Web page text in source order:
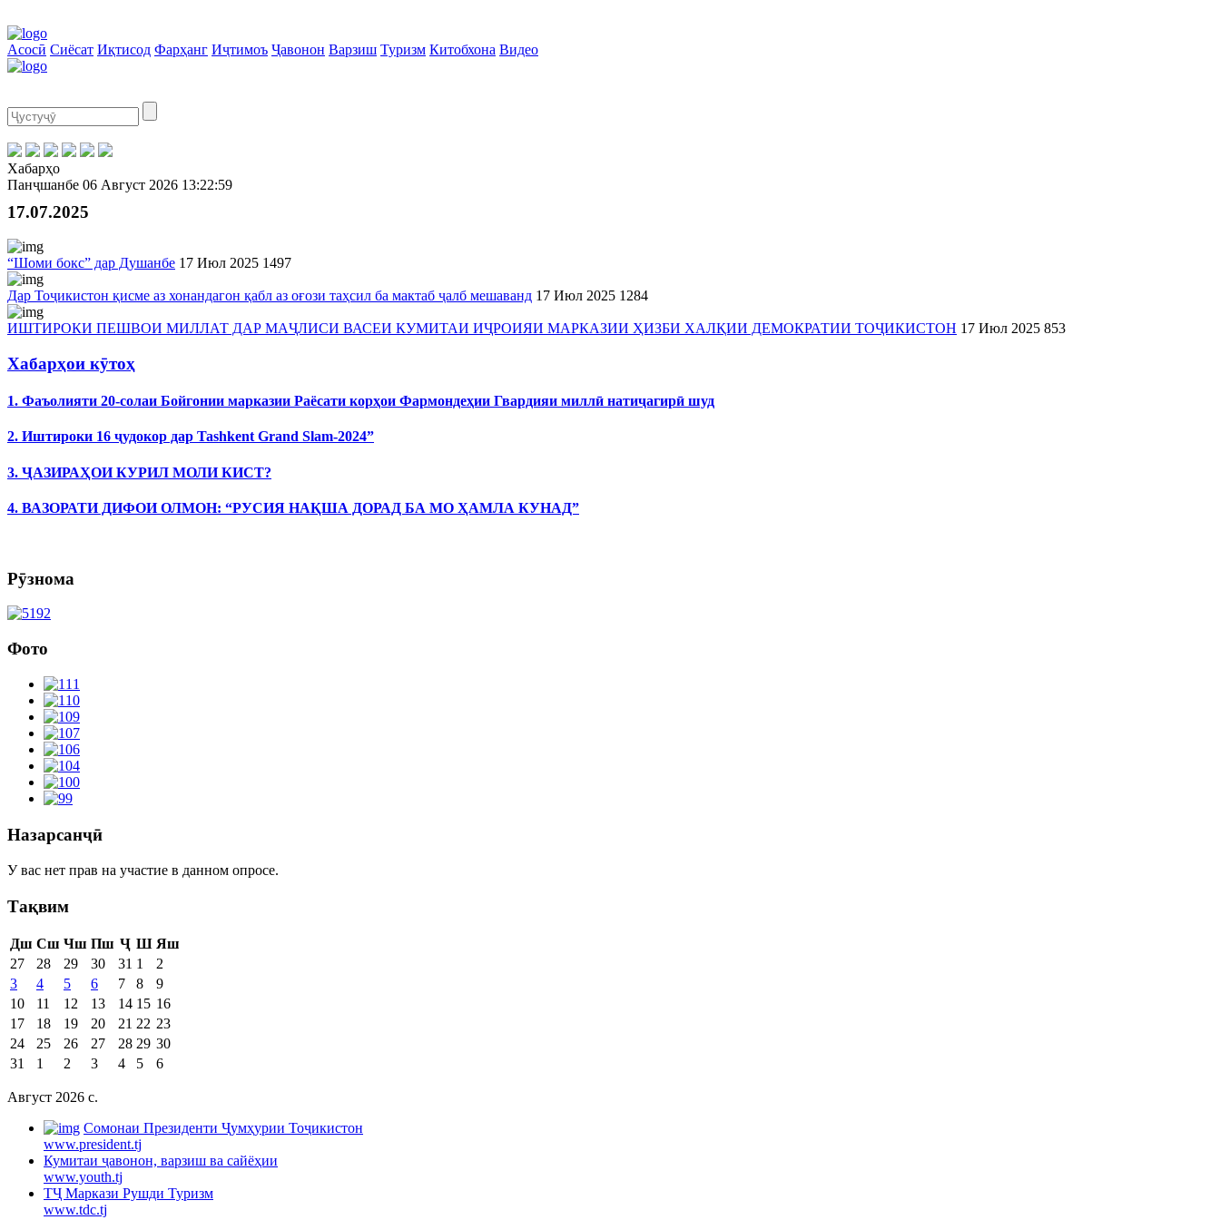
Асосӣ Сиёсат Иқтисод Фарҳанг Иҷтимоъ Ҷавонон Варзиш Туризм Китобхона Видео
Хабарҳо
Панҷшанбе 06 Август 2026 13:22:59
17.07.2025
“Шоми бокс” дар Душанбе 17 Июл 2025 1497
Дар Тоҷикистон қисме аз хонандагон қабл аз оғози таҳсил ба мактаб ҷалб мешаванд 17 Июл 2025 1284
ИШТИРОКИ ПЕШВОИ МИЛЛАТ ДАР МАҶЛИСИ ВАСЕИ КУМИТАИ ИҶРОИЯИ МАРКАЗИИ ҲИЗБИ ХАЛҚИИ ДЕМОКРАТИИ ТОҶИКИСТОН 17 Июл 2025 853
Хабарҳои кӯтоҳ
1. Фаъолияти 20-солаи Бойгонии марказии Раёсати корҳои Фармондеҳии Гвардияи миллӣ натиҷагирӣ шуд
2. Иштироки 16 ҷудокор дар Tashkent Grand Slam-2024”
3. ҶАЗИРАҲОИ КУРИЛ МОЛИ КИСТ?
4. ВАЗОРАТИ ДИФОИ ОЛМОН: “РУСИЯ НАҚША ДОРАД БА МО ҲАМЛА КУНАД”
Рӯзнома
Фото
Назарсанҷӣ
У вас нет прав на участие в данном опросе.
Тақвим
Дш Сш Чш Пш Ҷ Ш Яш
27
28 29 30 31 1
2
3
4 5 6 7 8
9
10
11 12 13 14 15 16
17
18 19 20 21 22 23
24
25 26 27 28 29 30
31
1 2 3 4 5 6
Август 2026 c.
Cомонаи Президенти Ҷумҳурии Тоҷикистон
www.president.tj
Кумитаи ҷавонон, варзиш ва сайёҳии
www.youth.tj
ТҶ Маркази Рушди Туризм
www.tdc.tj